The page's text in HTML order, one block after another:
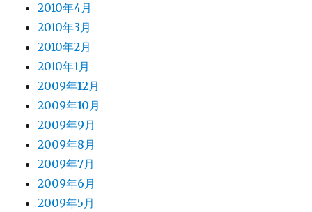
2010年4月
2010年3月
2010年2月
2010年1月
2009年12月
2009年10月
2009年9月
2009年8月
2009年7月
2009年6月
2009年5月